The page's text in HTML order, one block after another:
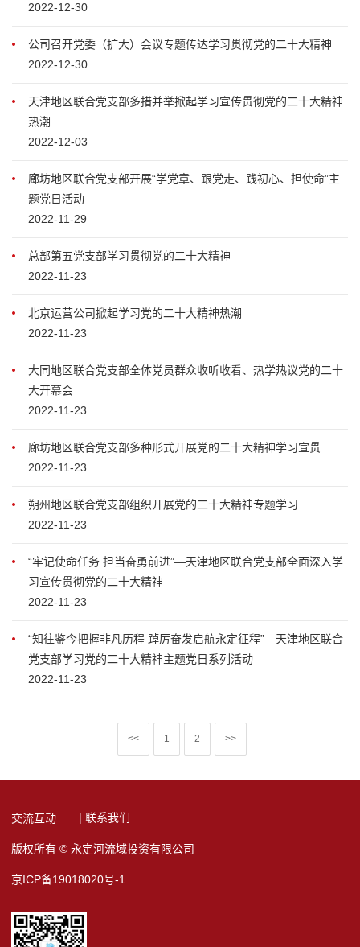
2022-12-30
公司召开党委（扩大）会议专题传达学习贯彻党的二十大精神
2022-12-30
天津地区联合党支部多措并举掀起学习宣传贯彻党的二十大精神
热潮
2022-12-03
廊坊地区联合党支部开展“学党章、跟党走、践初心、担使命”主
题党日活动
2022-11-29
总部第五党支部学习贯彻党的二十大精神
2022-11-23
北京运营公司掀起学习党的二十大精神热潮
2022-11-23
大同地区联合党支部全体党员群众收听收看、热学热议党的二十
大开幕会
2022-11-23
廊坊地区联合党支部多种形式开展党的二十大精神学习宣贯
2022-11-23
朔州地区联合党支部组织开展党的二十大精神专题学习
2022-11-23
“牢记使命任务 担当奋勇前进”—天津地区联合党支部全面深入学
习宣传贯彻党的二十大精神
2022-11-23
“知往鉴今把握非凡历程 踔厉奋发启航永定征程”—天津地区联合
党支部学习党的二十大精神主题党日系列活动
2022-11-23
<< 1 2 >>
交流互动 | 联系我们
版权所有 © 永定河流域投资有限公司
京ICP备19018020号-1